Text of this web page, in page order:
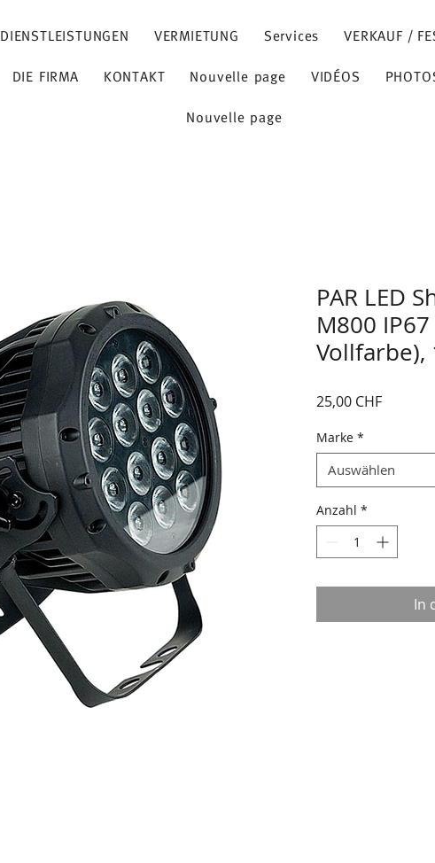
DIENSTLEISTUNGEN VERMIETUNG Services VERKAUF /
DIE FIRMA KONTAKT Nouvelle page VIDÉOS
Nouvelle page
PAR LED
M800
Vollfarbe),
25,00 CHFPreis
Marke *
Auswählen
Anzahl *
In